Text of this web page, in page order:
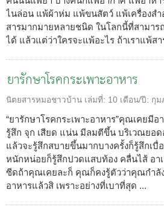
ไนล่อน แพ้ผ้าห่ม แพ้ขนสัตว์ แพ้เครื่องสำ
สารมากมายหลายชนิด ในโลกนี้ที่สามาร
ได้ แล้วแต่ว่าใครจะแพ้อะไร ถ้าเราแพ้ส
ยารักษาโรคกระเพาะอาหาร
นิตยสารหมอชาวบ้าน เล่มที่: 10 เดือน/ปี: กุม
“ยารักษาโรคกระเพาะอาหาร”คุณเคยมีอ
รู้สึก จุก เสียด แน่น มีลมตีขึ้น บริเวณยอด
แล้วจะรู้สึกสบายขึ้นมากบางครั้งก็รู้สึกเบื่
หนักหน่อยก็รู้สึกปวดแสบท้อง คลื่นไส้ อา
ซีดถ้าคุณเคยละก็ คุณก็คงรู้ตัวว่าคุณกำลัง
อาหารแล้วสิ เพราะอย่างที่เบาที่สุด ...